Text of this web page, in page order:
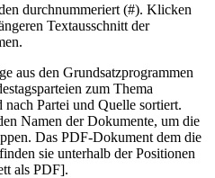
durch­nummeriert (#). Klicken
Textausschnitt der
aus den Grundsatz­program­men
zum Thema
Partei und Quelle sortiert.
Namen der Dokumente, um die
Das PDF-Dokument dem die
sie unterhalb der Positionen
als PDF].